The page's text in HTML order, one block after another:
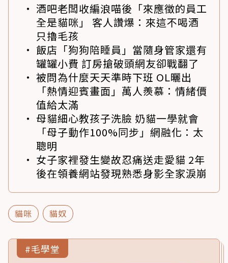
酒吧老闆收編浪喵後「來應徵的員工
全是貓咪」 客人讚爆：來這不喝酒
只擼毛孩
飯店「狗狗陪睡員」當隨身管家還有
罐罐小費 訂房搶破頭網友卻戰翻了
被問為什麼天天準時下班 OL曬出
「熱情迎賓畫面」萬人羨慕：情緒價
值給太滿
母貓細心教孩子洗臉 奶貓一學就會
「母子動作100%同步」網融化：太
聰明
女子家裡發生變故忍痛送走愛貓 2年
後在領養網站發現熟悉身影全家淚崩
貓咪 貓奴
#毛學堂